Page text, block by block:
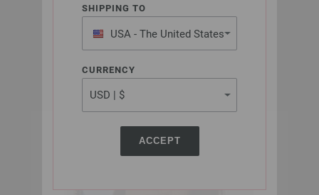
SHIPPING TO
USA - The United States
of America
CURRENCY
ACCEPT
FRANCÉS